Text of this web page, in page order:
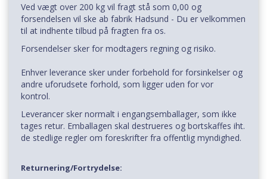
Ved vægt over 200 kg vil fragt stå som 0,00 og
forsendelsen vil ske ab fabrik Hadsund - Du er velkommen
til at indhente tilbud på fragten fra os.
Forsendelser sker for modtagers regning og risiko.
Enhver leverance sker under forbehold for forsinkelser og
andre uforudsete forhold, som ligger uden for vor
kontrol.
Leverancer sker normalt i engangsemballager, som ikke
tages retur. Emballagen skal destrueres og bortskaffes iht.
de stedlige regler om foreskrifter fra offentlig myndighed.
Returnering/Fortrydelse: